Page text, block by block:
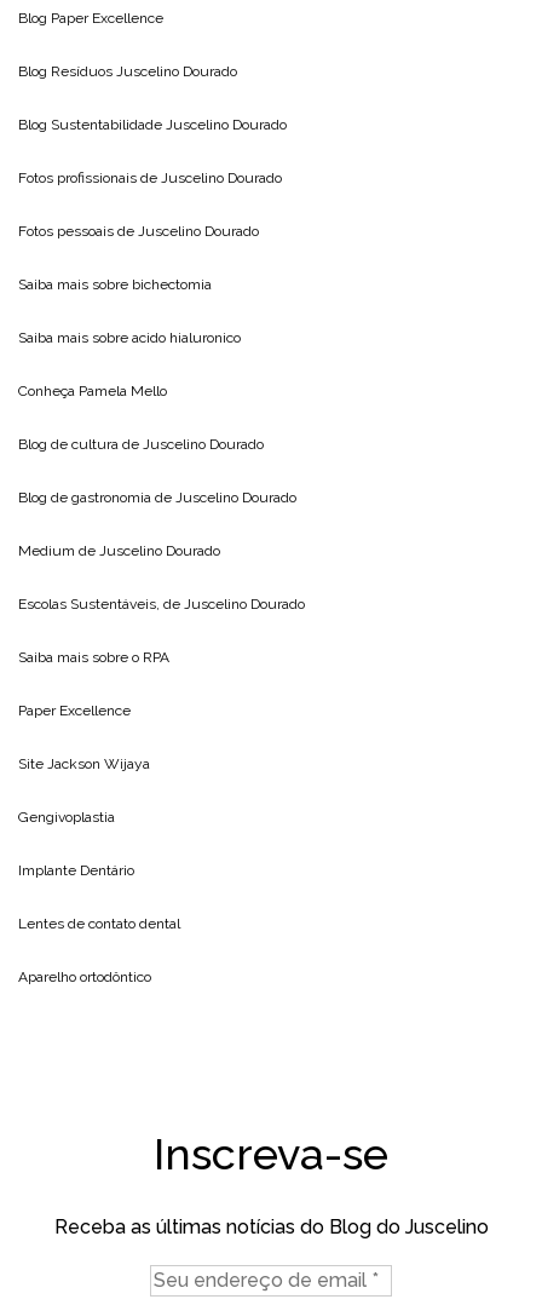
Blog Paper Excellence
Blog Resíduos Juscelino Dourado
Blog Sustentabilidade Juscelino Dourado
Fotos profissionais de Juscelino Dourado
Fotos pessoais de Juscelino Dourado
Saiba mais sobre bichectomia
Saiba mais sobre acido hialuronico
Conheça Pamela Mello
Blog de cultura de Juscelino Dourado
Blog de gastronomia de Juscelino Dourado
Medium de Juscelino Dourado
Escolas Sustentáveis, de Juscelino Dourado
Saiba mais sobre o RPA
Paper Excellence
Site Jackson Wijaya
Gengivoplastia
Implante Dentário
Lentes de contato dental
Aparelho ortodôntico
Inscreva-se
Receba as últimas notícias do Blog do Juscelino